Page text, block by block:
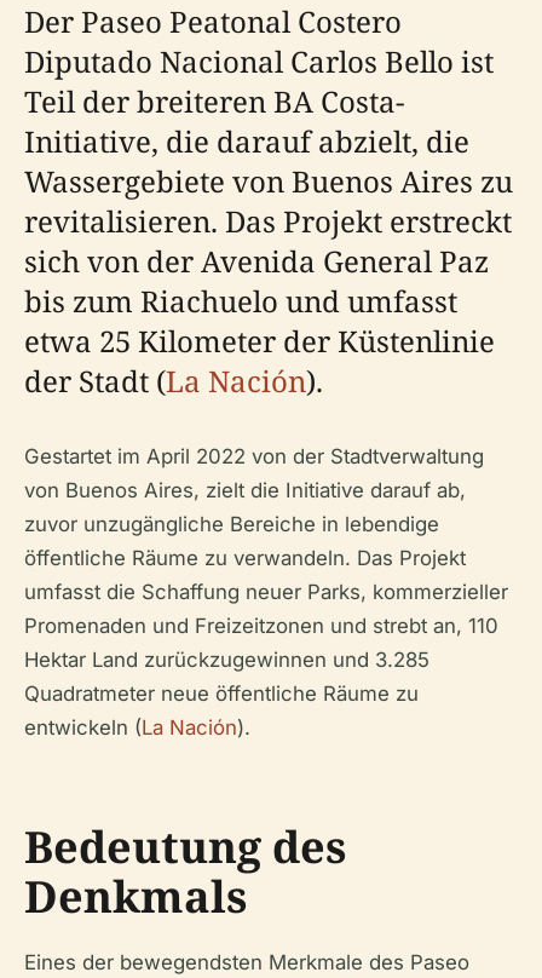
Der Paseo Peatonal Costero
Diputado Nacional Carlos Bello ist
Teil der breiteren BA Costa-
Initiative, die darauf abzielt, die
Wassergebiete von Buenos Aires zu
revitalisieren. Das Projekt erstreckt
sich von der Avenida General Paz
bis zum Riachuelo und umfasst
etwa 25 Kilometer der Küstenlinie
der Stadt (La Nación).
Gestartet im April 2022 von der Stadtverwaltung
von Buenos Aires, zielt die Initiative darauf ab,
zuvor unzugängliche Bereiche in lebendige
öffentliche Räume zu verwandeln. Das Projekt
umfasst die Schaffung neuer Parks, kommerzieller
Promenaden und Freizeitzonen und strebt an, 110
Hektar Land zurückzugewinnen und 3.285
Quadratmeter neue öffentliche Räume zu
entwickeln (La Nación).
Bedeutung des
Denkmals
Eines der bewegendsten Merkmale des Paseo